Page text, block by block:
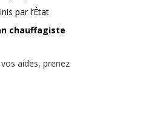
par l’État
chauffagiste
aides, prenez